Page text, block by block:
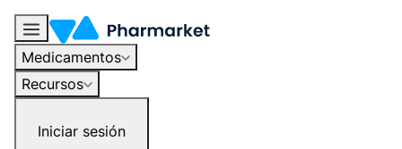
Medicamentos
Recursos
Iniciar sesión